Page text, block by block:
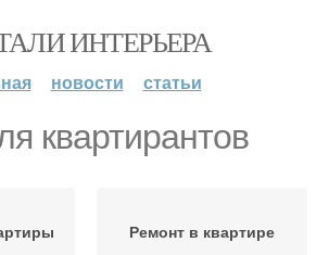
ИНТЕРЬЕРА
новости статьи
квартирантов
Ремонт в квартире